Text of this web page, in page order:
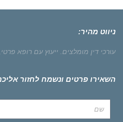
ניווט מהיר:
עורכי דין מומלצים. ייעוץ עם רופא פרטי,
השאירו פרטים ונשמח לחזור